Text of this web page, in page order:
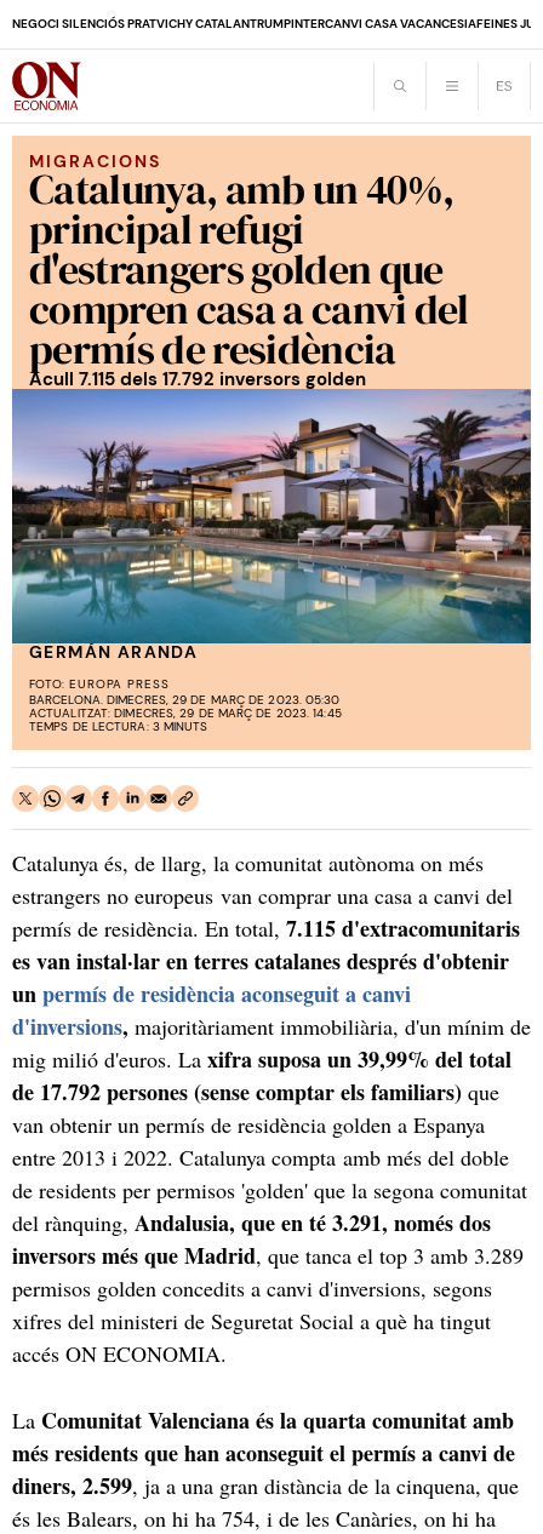
NEGOCI SILENCIÓS PRATVICHY CATALANTRUMPINTERCANVI CASA VACANCESIAFEINES
MIGRACIONS
Catalunya, amb un 40%,
principal refugi
d'estrangers golden que
compren casa a canvi del
permís de residència
Acull 7.115 dels 17.792 inversors golden
GERMÁN ARANDA
FOTO: EUROPA PRESS
BARCELONA. DIMECRES, 29 DE MARÇ DE 2023. 05:30
ACTUALITZAT: DIMECRES, 29 DE MARÇ DE 2023. 14:45
TEMPS DE LECTURA: 3 MINUTS
Catalunya és, de llarg, la comunitat autònoma on més
estrangers no europeus van comprar una casa a canvi del
permís de residència. En total, 7.115 d'extracomunitaris
es van instal·lar en terres catalanes després d'obtenir
unpermís de residència aconseguit a canvi
d'inversions, majoritàriament immobiliària, d'un mínim de
mig milió d'euros. La xifra suposa un 39,99% del total
de 17.792 persones (sense comptar els familiars) que
van obtenir un permís de residència golden a Espanya
entre 2013 i 2022. Catalunya compta amb més del doble
de residents per permisos 'golden' que la segona comunitat
del rànquing, Andalusia, que en té 3.291, només dos
inversors més que Madrid, que tanca el top 3 amb 3.289
permisos golden concedits a canvi d'inversions, segons
xifres del ministeri de Seguretat Social a què ha tingut
accés ON ECONOMIA.
La Comunitat Valenciana és la quarta comunitat amb
més residents que han aconseguit el permís a canvi de
diners, 2.599, ja a una gran distància de la cinquena, que
és les Balears, on hi ha 754, i de les Canàries, on hi ha